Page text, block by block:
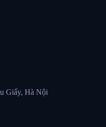
Giấy, Hà Nội